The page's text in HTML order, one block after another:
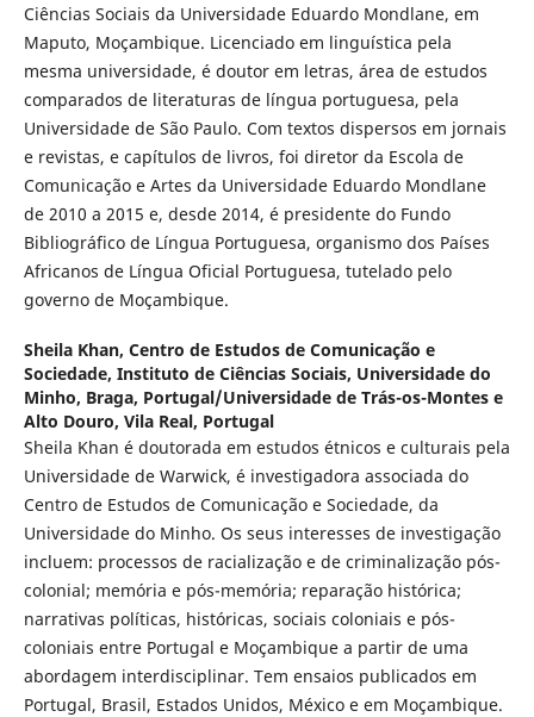
Ciências Sociais da Universidade Eduardo Mondlane, em
Maputo, Moçambique. Licenciado em linguística pela
mesma universidade, é doutor em letras, área de estudos
comparados de literaturas de língua portuguesa, pela
Universidade de São Paulo. Com textos dispersos em jornais
e revistas, e capítulos de livros, foi diretor da Escola de
Comunicação e Artes da Universidade Eduardo Mondlane
de 2010 a 2015 e, desde 2014, é presidente do Fundo
Bibliográfico de Língua Portuguesa, organismo dos Países
Africanos de Língua Oficial Portuguesa, tutelado pelo
governo de Moçambique.
Sheila Khan, Centro de Estudos de Comunicação e
Sociedade, Instituto de Ciências Sociais, Universidade do
Minho, Braga, Portugal/Universidade de Trás-os-Montes e
Alto Douro, Vila Real, Portugal
Sheila Khan é doutorada em estudos étnicos e culturais pela
Universidade de Warwick, é investigadora associada do
Centro de Estudos de Comunicação e Sociedade, da
Universidade do Minho. Os seus interesses de investigação
incluem: processos de racialização e de criminalização pós-
colonial; memória e pós-memória; reparação histórica;
narrativas políticas, históricas, sociais coloniais e pós-
coloniais entre Portugal e Moçambique a partir de uma
abordagem interdisciplinar. Tem ensaios publicados em
Portugal, Brasil, Estados Unidos, México e em Moçambique.